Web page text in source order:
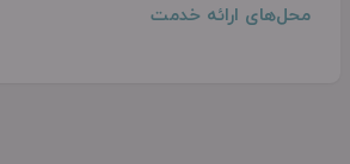
محل‌های ارائه خدمت